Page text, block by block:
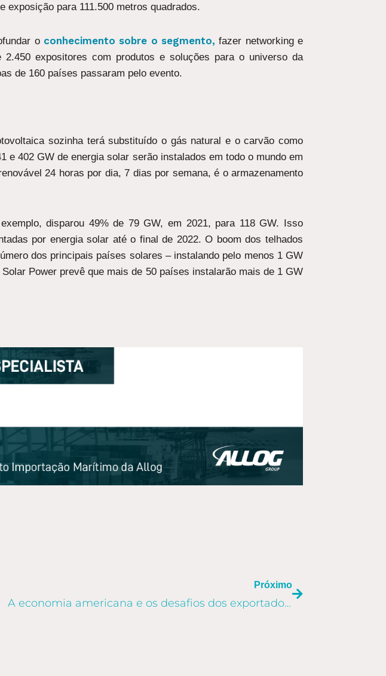
para 111.500 metros quadrados.
o conhecimento sobre o segmento, fazer networking e
expositores com produtos e soluções para o universo da
de 160 países passaram pelo evento.
sozinha terá substituído o gás natural e o carvão como
e 402 GW de energia solar serão instalados em todo o mundo em
24 horas por dia, 7 dias por semana, é o armazenamento
disparou 49% de 79 GW, em 2021, para 118 GW. Isso
por energia solar até o final de 2022. O boom dos telhados
dos principais países solares – instalando pelo menos 1 GW
Power prevê que mais de 50 países instalarão mais de 1 GW
Próximo
A economia americana e os desafios dos exportadores brasileiros